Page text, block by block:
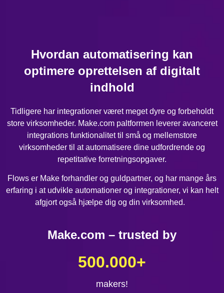
Hvordan automatisering kan
optimere oprettelsen af digitalt
indhold
Tidligere har integrationer været meget dyre og forbeholdt
store virksomheder. Make.com paltformen leverer avanceret
integrations funktionalitet til små og mellemstore
virksomheder til at automatisere dine udfordrende og
repetitative forretningsopgaver.
Flows er Make forhandler og guldpartner, og har mange års
erfaring i at udvikle automationer og integrationer, vi kan helt
afgjort også hjælpe dig og din virksomhed.
Make.com – trusted by
makers!
500.000+